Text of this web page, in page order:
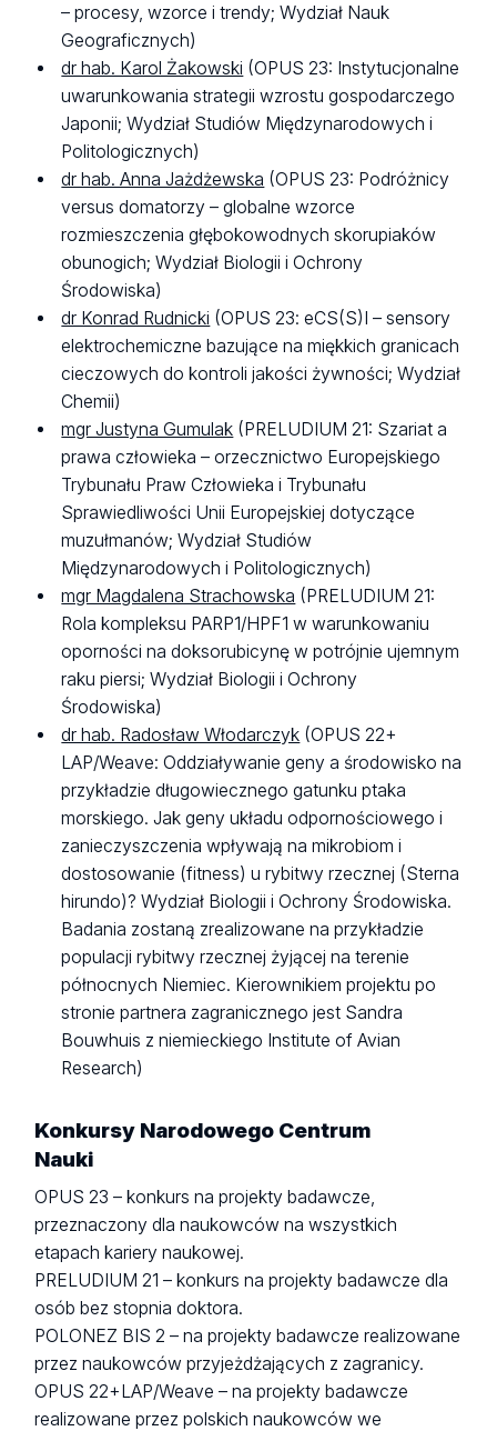
– procesy, wzorce i trendy; Wydział Nauk
Geograficznych)
dr hab. Karol Żakowski (OPUS 23: Instytucjonalne
uwarunkowania strategii wzrostu gospodarczego
Japonii; Wydział Studiów Międzynarodowych i
Politologicznych)
dr hab. Anna Jażdżewska (OPUS 23: Podróżnicy
versus domatorzy – globalne wzorce
rozmieszczenia głębokowodnych skorupiaków
obunogich; Wydział Biologii i Ochrony
Środowiska)
dr Konrad Rudnicki (OPUS 23: eCS(S)I – sensory
elektrochemiczne bazujące na miękkich granicach
cieczowych do kontroli jakości żywności; Wydział
Chemii)
mgr Justyna Gumulak (PRELUDIUM 21: Szariat a
prawa człowieka – orzecznictwo Europejskiego
Trybunału Praw Człowieka i Trybunału
Sprawiedliwości Unii Europejskiej dotyczące
muzułmanów; Wydział Studiów
Międzynarodowych i Politologicznych)
mgr Magdalena Strachowska (PRELUDIUM 21:
Rola kompleksu PARP1/HPF1 w warunkowaniu
oporności na doksorubicynę w potrójnie ujemnym
raku piersi; Wydział Biologii i Ochrony
Środowiska)
dr hab. Radosław Włodarczyk (OPUS 22+
LAP/Weave: Oddziaływanie geny a środowisko na
przykładzie długowiecznego gatunku ptaka
morskiego. Jak geny układu odpornościowego i
zanieczyszczenia wpływają na mikrobiom i
dostosowanie (fitness) u rybitwy rzecznej (Sterna
hirundo)? Wydział Biologii i Ochrony Środowiska.
Badania zostaną zrealizowane na przykładzie
populacji rybitwy rzecznej żyjącej na terenie
północnych Niemiec. Kierownikiem projektu po
stronie partnera zagranicznego jest Sandra
Bouwhuis z niemieckiego Institute of Avian
Research)
Konkursy Narodowego Centrum
Nauki
OPUS 23 – konkurs na projekty badawcze,
przeznaczony dla naukowców na wszystkich
etapach kariery naukowej.
PRELUDIUM 21 – konkurs na projekty badawcze dla
osób bez stopnia doktora.
POLONEZ BIS 2 – na projekty badawcze realizowane
przez naukowców przyjeżdżających z zagranicy.
OPUS 22+LAP/Weave – na projekty badawcze
realizowane przez polskich naukowców we